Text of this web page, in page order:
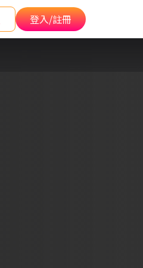
登入/註冊